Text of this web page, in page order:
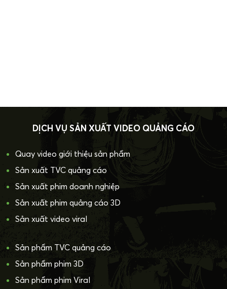
DỊCH VỤ SẢN XUẤT VIDEO QUẢNG CÁO
Quay video giới thiệu sản phẩm
Sản xuất TVC quảng cáo
Sản xuất phim doanh nghiệp
Sản xuất phim quảng cáo 3D
Sản xuất video viral
Sản phẩm TVC quảng cáo
Sản phẩm phim 3D
Sản phẩm phim Viral